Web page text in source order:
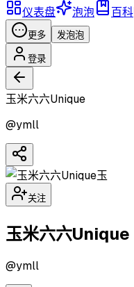
仪表盘
泡泡 百科
更多 发泡泡
登录
玉米六六Unique
@ymll
玉
关注
玉米六六Unique
@ymll